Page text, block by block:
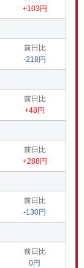
+103円
前日比
-218円
前日比
+48円
前日比
+288円
前日比
-130円
前日比
0円